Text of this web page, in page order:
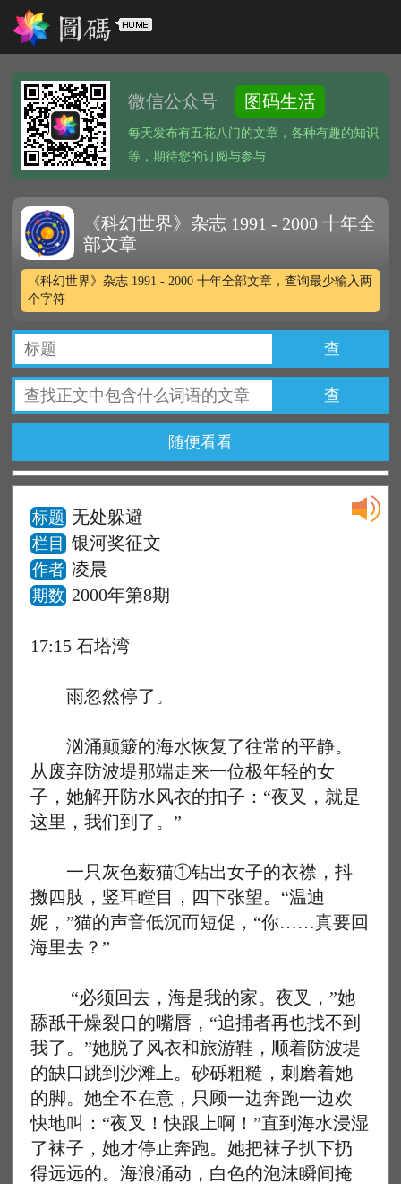
微信公众号 图码生活
每天发布有五花八门的文章，各种有趣的知识
等，期待您的订阅与参与
《科幻世界》杂志 1991 - 2000 十年全
部文章
《科幻世界》杂志 1991 - 2000 十年全部文章，查询最少输入两
个字符
查
查
随便看看
标题 无处躲避
栏目 银河奖征文
作者 凌晨
期数 2000年第8期
17:15 石塔湾
雨忽然停了。
汹涌颠簸的海水恢复了往常的平静。
从废弃防波堤那端走来一位极年轻的女
子，她解开防水风衣的扣子：“夜叉，就是
这里，我们到了。”
一只灰色薮猫①钻出女子的衣襟，抖
擞四肢，竖耳瞠目，四下张望。“温迪
妮，”猫的声音低沉而短促，“你……真要回
海里去？”
“必须回去，海是我的家。夜叉，”她
舔舐干燥裂口的嘴唇，“追捕者再也找不到
我了。”她脱了风衣和旅游鞋，顺着防波堤
的缺口跳到沙滩上。砂砾粗糙，刺磨着她
的脚。她全不在意，只顾一边奔跑一边欢
快地叫：“夜叉！快跟上啊！”直到海水浸湿
了袜子，她才停止奔跑。她把袜子扒下扔
得远远的。海浪涌动，白色的泡沫瞬间掩